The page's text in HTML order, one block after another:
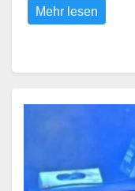
Mehr lesen